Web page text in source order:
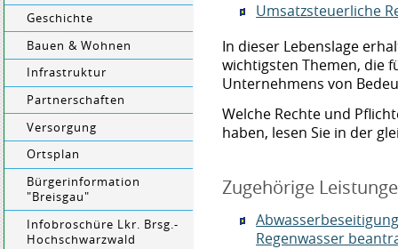
Geschichte
Bauen & Wohnen
Infrastruktur
Partnerschaften
Versorgung
Ortsplan
Bürgerinformation
"Breisgau"
Infobroschüre Lkr. Brsg.-
Hochschwarzwald
Umsatzsteuerliche
In dieser Lebenslage
wichtigsten Themen, die
Unternehmens von
Welche Rechte und
haben, lesen Sie in der
Zugehörige
Regenwasser